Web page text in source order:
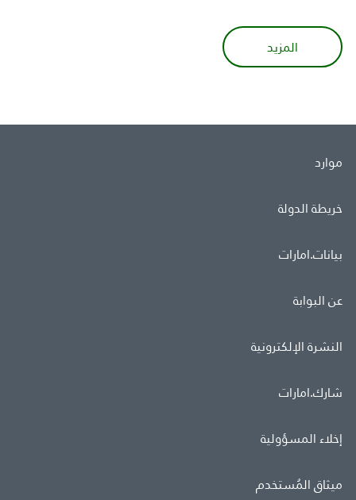
المزيد
موارد
خريطة الدولة
بيانات.امارات
عن البوابة
النشرة الإلكترونية
شارك.امارات
إخلاء المسؤولية
ميثاق المُستخدم